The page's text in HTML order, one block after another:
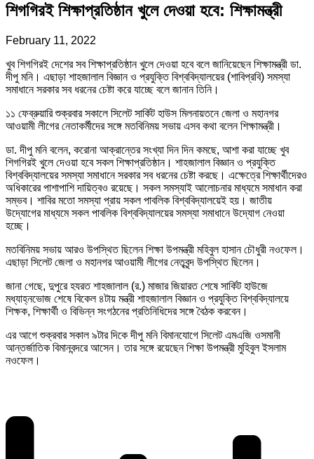
শিগগিরই শিক্ষাপ্রতিষ্ঠান খুলে দেওয়া হবে: শিক্ষামন্ত্রী
February 11, 2022
খুব শিগগিরই দেশের সব শিক্ষাপ্রতিষ্ঠান খুলে দেওয়া হবে বলে জানিয়েছেন শিক্ষামন্ত্রী ডা.
দীপু মনি। এছাড়া শাহজালাল বিজ্ঞান ও প্রযুক্তি বিশ্ববিদ্যালয়ের (শাবিপ্রবি) সমস্যা
সমাধানে সরকার সব ধরনের চেষ্টা করে যাচ্ছে বলে জানান তিনি।
১১ ফেব্রুয়ারি শুক্রবার সকালে সিলেট সার্কিট হাউস মিলনায়তনে জেলা ও মহানগর
আওয়ামী লীগের নেতাকর্মীদের সঙ্গে মতবিনিময় সভায় এসব কথা বলেন শিক্ষামন্ত্রী।
ডা. দীপু মনি বলেন, করোনা আক্রান্তের সংখ্যা দিন দিন কমছে, আশা করা যাচ্ছে খুব
শিগগিরই খুলে দেওয়া হবে সকল শিক্ষাপ্রতিষ্ঠান। শাহজালাল বিজ্ঞান ও প্রযুক্তি
বিশ্ববিদ্যালয়ের সমস্যা সমাধানে সরকার সব ধরনের চেষ্টা করছে। এক্ষেত্রে শিক্ষার্থীদেরও
অধিকারের পাশাপাশি দায়িত্বও রয়েছে। সকল সমস্যাই আলোচনার মাধ্যমে সমাধান করা
সম্ভব। শাবির মতো সমস্যা প্রায় সকল পাবলিক বিশ্ববিদ্যালয়েই হয়। জাতীয়
উদ্যোগের মাধ্যমে সকল পাবলিক বিশ্ববিদ্যালয়ের সমস্যা সমাধানে উদ্যোগ নেওয়া
হচ্ছে।
মতবিনিময় সভায় আরও উপস্থিত ছিলেন শিক্ষা উপমন্ত্রী মহিবুল হাসান চৌধুরী নওফেল।
এছাড়া সিলেট জেলা ও মহানগর আওয়ামী লীগের নেতৃবৃন্দ উপস্থিত ছিলেন।
জানা গেছে, দুপুরে হযরত শাহজালাল (র.) মাজার জিয়ারত শেষে সার্কিট হাউজে
মধ্যাহ্নভোজ শেষে বিকেল ৪টায় মন্ত্রী শাহজালাল বিজ্ঞান ও প্রযুক্তি বিশ্ববিদ্যালয়ে
শিক্ষক, শিক্ষার্থী ও বিভিন্ন সংগঠনের প্রতিনিধিদের সঙ্গে বৈঠক করবেন।
এর আগে শুক্রবার সকাল ৯টার দিকে দীপু মনি বিমানযোগে সিলেট এমএজি ওসমানী
আন্তর্জাতিক বিমানবন্দরে আসেন। তার সঙ্গে রয়েছেন শিক্ষা উপমন্ত্রী মুহিবুল ইসলাম
নওফেল।